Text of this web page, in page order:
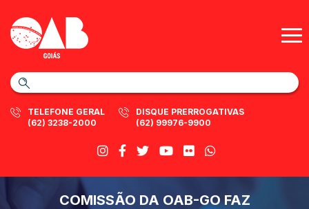
TELEFONE GERAL
(62) 3238-2000
DISQUE PRERROGATIVAS
(62) 99976-9900
COMISSÃO DA OAB-GO FAZ